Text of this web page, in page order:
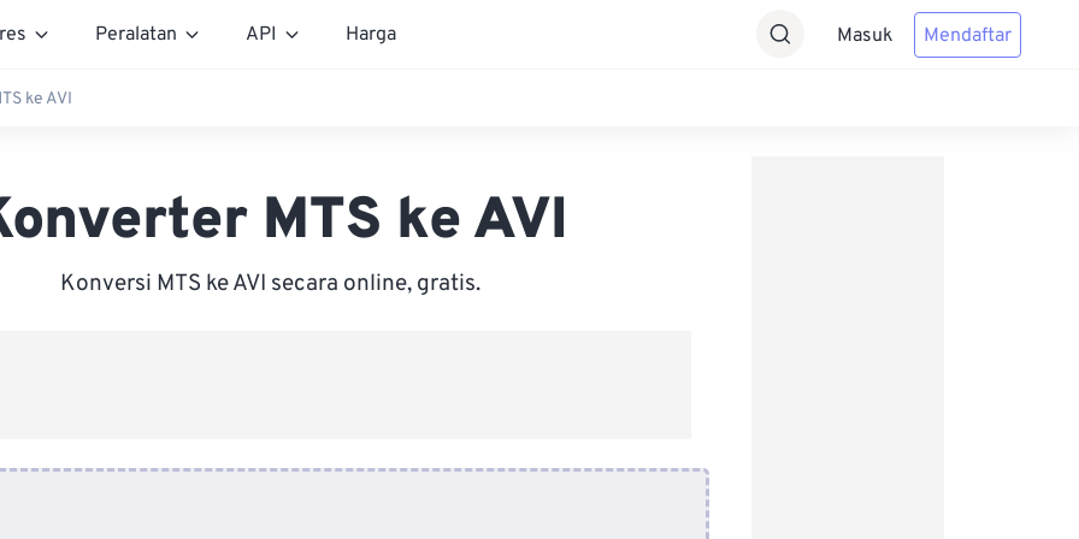
Peralatan API Harga Masuk Mendaftar
ke AVI
MTS ke AVI
Konversi MTS ke AVI secara online, gratis.